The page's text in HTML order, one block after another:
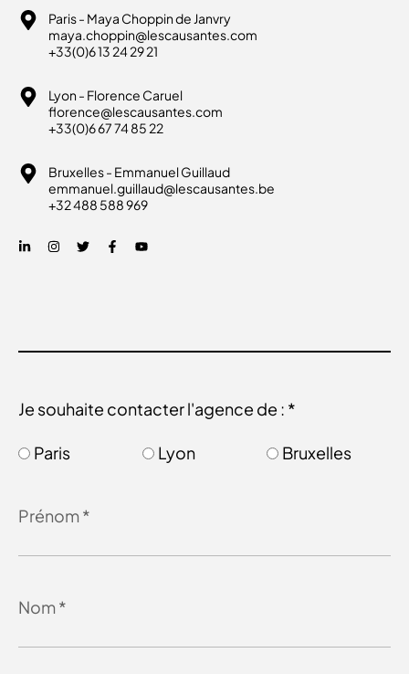
Paris - Maya Choppin de Janvry
maya.choppin@lescausantes.com
+33(0)6 13 24 29 21
Lyon - Florence Caruel
florence@lescausantes.com
+33(0)6 67 74 85 22
Bruxelles - Emmanuel Guillaud
emmanuel.guillaud@lescausantes.be
+32 488 588 969
Je souhaite contacter l'agence de : *
Paris Lyon Bruxelles